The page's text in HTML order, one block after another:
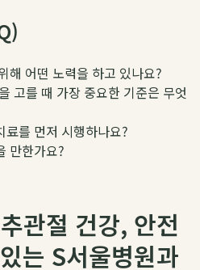
해 어떤 노력을 하고 있나요?
고를 때 가장 중요한 기준은 무엇
료를 먼저 시행하나요?
만한가요?
관절 건강, 안전
는 S서울병원과